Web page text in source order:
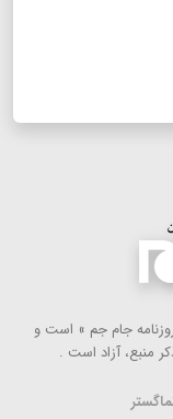
جام جم » است و
منبع، آزاد است .